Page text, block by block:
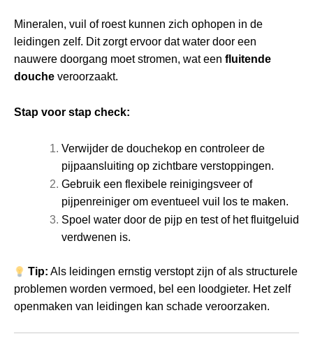
Mineralen, vuil of roest kunnen zich ophopen in de
leidingen zelf. Dit zorgt ervoor dat water door een
nauwere doorgang moet stromen, wat een fluitende
douche veroorzaakt.
Stap voor stap check:
Verwijder de douchekop en controleer de
pijpaansluiting op zichtbare verstoppingen.
Gebruik een flexibele reinigingsveer of
pijpenreiniger om eventueel vuil los te maken.
Spoel water door de pijp en test of het fluitgeluid
verdwenen is.
Tip: Als leidingen ernstig verstopt zijn of als structurele
problemen worden vermoed, bel een loodgieter. Het zelf
openmaken van leidingen kan schade veroorzaken.